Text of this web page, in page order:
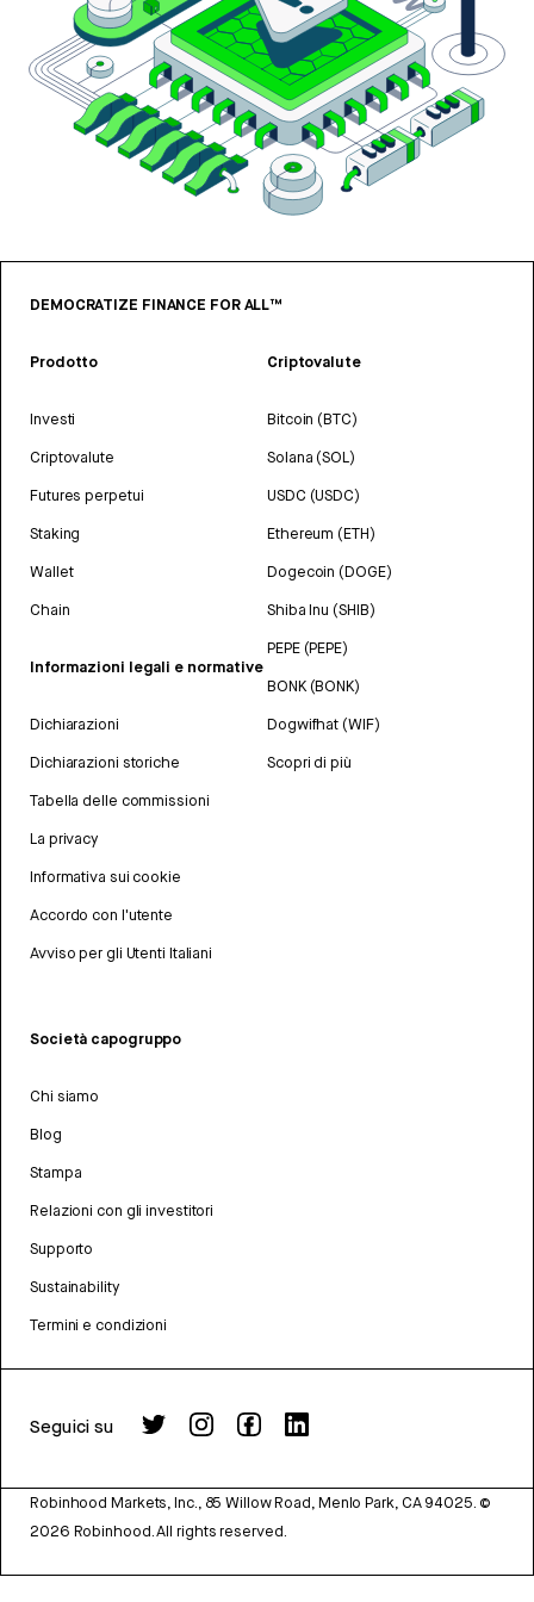
DEMOCRATIZE FINANCE FOR ALL™
Prodotto
Investi
Criptovalute
Futures perpetui
Staking
Wallet
Chain
Informazioni legali e normative
Dichiarazioni
Dichiarazioni storiche
Tabella delle commissioni
La privacy
Informativa sui cookie
Accordo con l'utente
Avviso per gli Utenti Italiani
Criptovalute
Bitcoin (BTC)
Solana (SOL)
USDC (USDC)
Ethereum (ETH)
Dogecoin (DOGE)
Shiba Inu (SHIB)
PEPE (PEPE)
BONK (BONK)
Dogwifhat (WIF)
Scopri di più
Società capogruppo
Chi siamo
Blog
Stampa
Relazioni con gli investitori
Supporto
Sustainability
Termini e condizioni
Seguici su
Robinhood Markets, Inc., 85 Willow Road, Menlo Park, CA 94025. ©
2026 Robinhood. All rights reserved.